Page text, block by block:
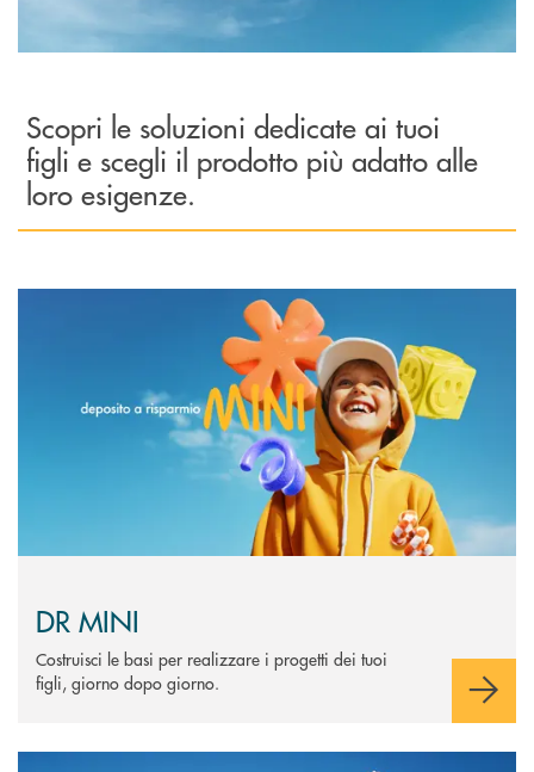
Scopri le soluzioni dedicate ai tuoi
figli e scegli il prodotto più adatto alle
loro esigenze.
DR MINI
Costruisci le basi per realizzare i progetti dei tuoi
figli, giorno dopo giorno.